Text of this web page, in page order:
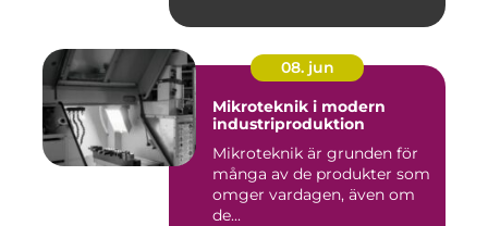
08. jun
Mikroteknik i modern
industriproduktion
Mikroteknik är grunden för
många av de produkter som
omger vardagen, även om
de...